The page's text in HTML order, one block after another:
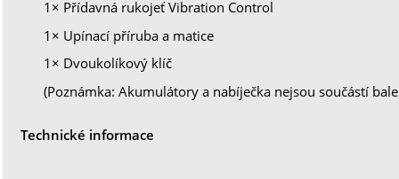
1× Přídavná rukojeť Vibration Control
1× Upínací příruba a matice
1× Dvoukolíkový klíč
(Poznámka: Akumulátory a nabíječka nejsou součástí
Technické informace